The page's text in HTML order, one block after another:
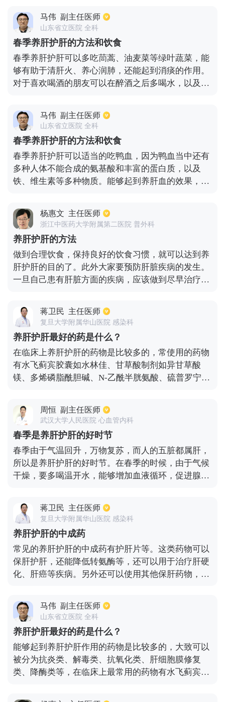
马伟 副主任医师
山东省立医院 全科
春季养肝护肝的方法和饮食
春季养肝护肝可以多吃茼蒿、油麦菜等绿叶蔬菜，能
够有助于清肝火、养心润肺，还能起到消痰的作用。
对于喜欢喝酒的朋友可以在醉酒之后多喝水，以及适
中有浓度很高的矿物质以及氨基酸，能够保护肝脏，
使肝脏细胞免受酒精毒素的侵害。
马伟 副主任医师
山东省立医院 全科
春季养肝护肝的方法和饮食
春季养肝护肝可以适当的吃鸭血，因为鸭血当中还有
多种人体不能合成的氨基酸和丰富的蛋白质，以及
铁、维生素等多种物质。能够起到养肝血的效果，而
能清肝火、养心润肺。对于醉酒的人会使肝脏受到损
伤，这时可以吃芦笋，能够起到解酒护肝的效果，因
为芦笋当中有矿物质和氨基酸，能够减轻宿醉症状，
保护肝脏。
杨惠文 主任医师
浙江中医药大学附属第二医院 普外科
养肝护肝的方法
做到合理饮食，保持良好的饮食习惯，就可以达到养
肝护肝的目的了。此外大家要预防肝脏疾病的发生。
一旦自己患有肝脏方面的疾病，应该做到尽早治疗。
怎么样。另外大家在饮食上应该要多注意吃新鲜的蔬
果，还要多补充优质的蛋白质。保持好的心态也可以
保护肝脏的。
蒋卫民 主任医师
复旦大学附属华山医院 感染科
养肝护肝最好的药是什么？
在临床上养肝护肝的药物是比较多的，常使用的药物
有水飞蓟宾胶囊如水林佳、甘草酸制剂如异甘草酸
镁、多烯磷脂酰胆碱、N-乙酰半胱氨酸、硫普罗宁、
平时在饮食方面可以多吃一些绿色的蔬菜、鸡蛋、鱼
肉等。
周恒 副主任医师
武汉大学人民医院 心血管内科
春季是养肝护肝的好时节
春季由于气温回升，万物复苏，而人的五脏都属肝，
所以是养肝护肝的好时节。在春季的时候，由于气候
干燥，要多喝温开水，能够增加血液循环，促进腺体
体育锻炼，能够使人增强体质、心情愉悦，同时愉悦
的心情也能使人的新陈代谢良好，有助于养肝护肝。
蒋卫民 主任医师
复旦大学附属华山医院 感染科
养肝护肝的中成药
常见的养肝护肝的中成药有护肝片等。这类药物可以
保肝护肝，还能降低转氨酶等，还可以用于治疗肝硬
化、肝癌等疾病。另外还可以使用其他保肝药物，比
炎等都具有一定的疗效。
马伟 副主任医师
山东省立医院 全科
养肝护肝最好的药是什么？
能够起到养肝护肝作用的药物是比较多的，大致可以
被分为抗炎类、解毒类、抗氧化类、肝细胞膜修复
类、降酶类等，在临床上最常用的药物有水飞蓟宾胶
制剂如异甘草酸镁、硫普罗宁等，这些药物都可以起